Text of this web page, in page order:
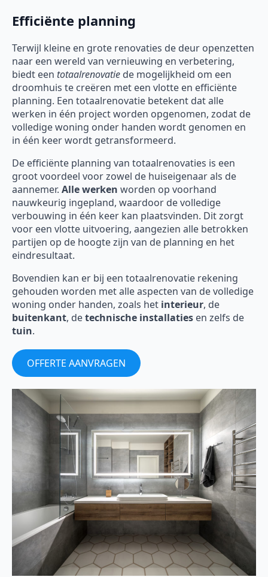
Efficiënte planning
Terwijl kleine en grote renovaties de deur openzetten
naar een wereld van vernieuwing en verbetering,
biedt een totaalrenovatie de mogelijkheid om een
droomhuis te creëren met een vlotte en efficiënte
planning. Een totaalrenovatie betekent dat alle
werken in één project worden opgenomen, zodat de
volledige woning onder handen wordt genomen en
in één keer wordt getransformeerd.
De efficiënte planning van totaalrenovaties is een
groot voordeel voor zowel de huiseigenaar als de
aannemer. Alle werken worden op voorhand
nauwkeurig ingepland, waardoor de volledige
verbouwing in één keer kan plaatsvinden. Dit zorgt
voor een vlotte uitvoering, aangezien alle betrokken
partijen op de hoogte zijn van de planning en het
eindresultaat.
Bovendien kan er bij een totaalrenovatie rekening
gehouden worden met alle aspecten van de volledige
woning onder handen, zoals het interieur, de
buitenkant, detechnische installaties en zelfs de
tuin.
OFFERTE AANVRAGEN